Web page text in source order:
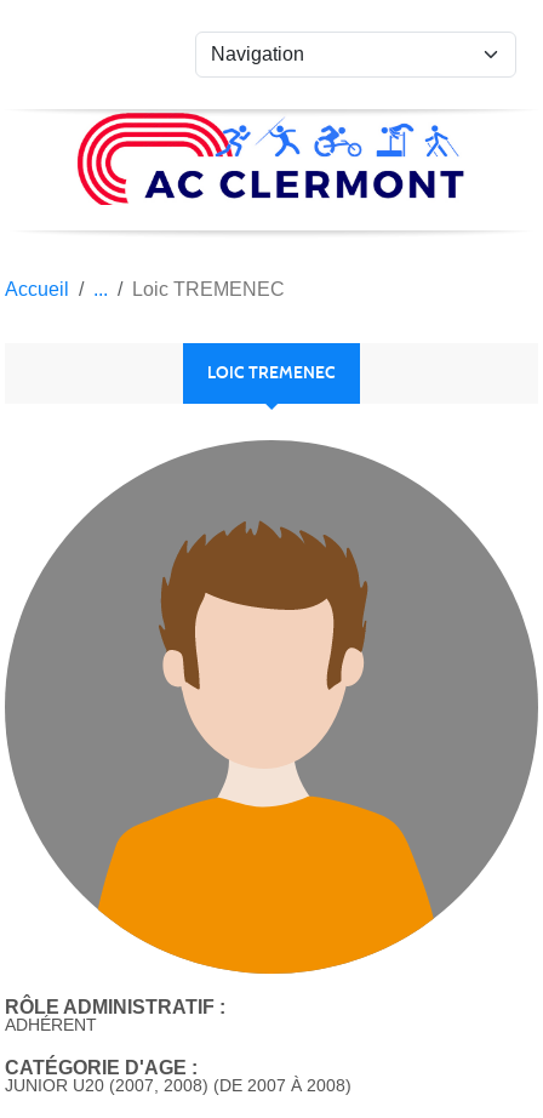
Accueil Loic TREMENEC
LOIC TREMENEC
RÔLE ADMINISTRATIF :
ADHÉRENT
CATÉGORIE D'AGE :
JUNIOR U20 (2007, 2008) (DE 2007 À 2008)